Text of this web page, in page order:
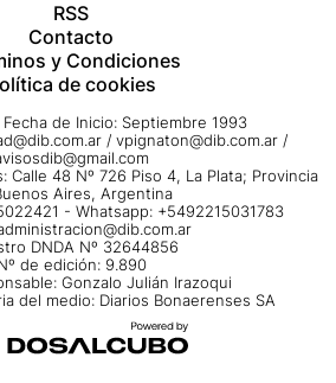
RSS
Contacto
y Condiciones
de cookies
de Inicio: Septiembre 1993
/ vpignaton@dib.com.ar /
Calle 48 Nº 726 Piso 4, La Plata; Provincia
Aires, Argentina
- Whatsapp: +5492215031783
DNDA Nº 32644856
de edición: 9.890
Gonzalo Julián Irazoqui
del medio: Diarios Bonaerenses SA